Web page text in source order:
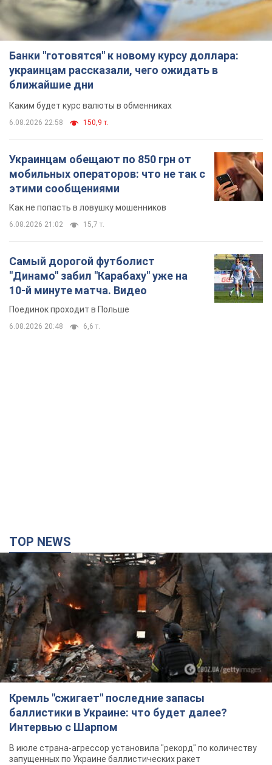
Банки "готовятся" к новому курсу доллара:
украинцам рассказали, чего ожидать в
ближайшие дни
Каким будет курс валюты в обменниках
6.08.2026 22:58 150,9 т.
Украинцам обещают по 850 грн от
мобильных операторов: что не так с
этими сообщениями
Как не попасть в ловушку мошенников
6.08.2026 21:02 15,7 т.
Самый дорогой футболист
"Динамо" забил "Карабаху" уже на
10-й минуте матча. Видео
Поединок проходит в Польше
6.08.2026 20:48 6,6 т.
TOP NEWS
Кремль "сжигает" последние запасы
баллистики в Украине: что будет далее?
Интервью с Шарпом
В июле страна-агрессор установила "рекорд" по количеству
запущенных по Украине баллистических ракет